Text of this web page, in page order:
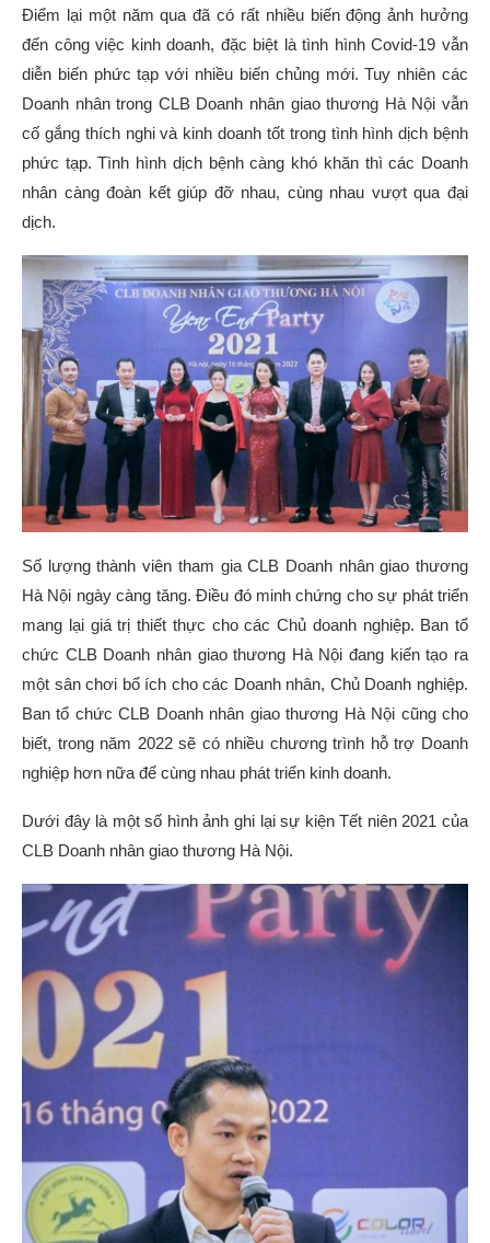
Điểm lại một năm qua đã có rất nhiều biến động ảnh hưởng
đến công việc kinh doanh, đặc biệt là tình hình Covid-19 vẫn
diễn biến phức tạp với nhiều biến chủng mới. Tuy nhiên các
Doanh nhân trong CLB Doanh nhân giao thương Hà Nội vẫn
cố gắng thích nghi và kinh doanh tốt trong tình hình dịch bệnh
phức tạp. Tình hình dịch bệnh càng khó khăn thì các Doanh
nhân càng đoàn kết giúp đỡ nhau, cùng nhau vượt qua đại
dịch.
Số lượng thành viên tham gia CLB Doanh nhân giao thương
Hà Nội ngày càng tăng. Điều đó minh chứng cho sự phát triển
mang lại giá trị thiết thực cho các Chủ doanh nghiệp. Ban tổ
chức CLB Doanh nhân giao thương Hà Nội đang kiến tạo ra
một sân chơi bổ ích cho các Doanh nhân, Chủ Doanh nghiệp.
Ban tổ chức CLB Doanh nhân giao thương Hà Nội cũng cho
biết, trong năm 2022 sẽ có nhiều chương trình hỗ trợ Doanh
nghiệp hơn nữa để cùng nhau phát triển kinh doanh.
Dưới đây là một số hình ảnh ghi lại sự kiện Tết niên 2021 của
CLB Doanh nhân giao thương Hà Nội.